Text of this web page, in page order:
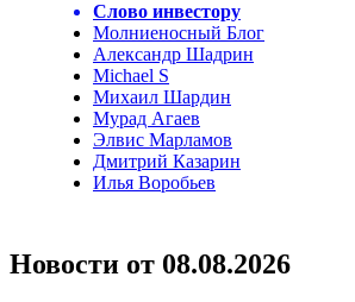
Слово инвестору
Молниеносный Блог
Александр Шадрин
Michael S
Михаил Шардин
Мурад Агаев
Элвис Марламов
Дмитрий Казарин
Илья Воробьев
Новости от 08.08.2026